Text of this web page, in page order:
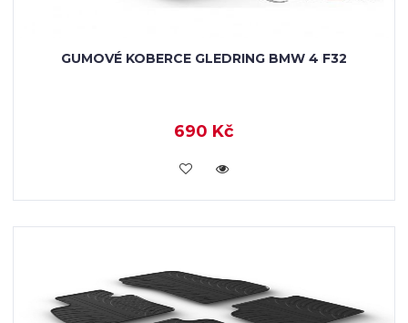
GUMOVÉ KOBERCE GLEDRING BMW 4 F32
690 Kč
KOUPIT